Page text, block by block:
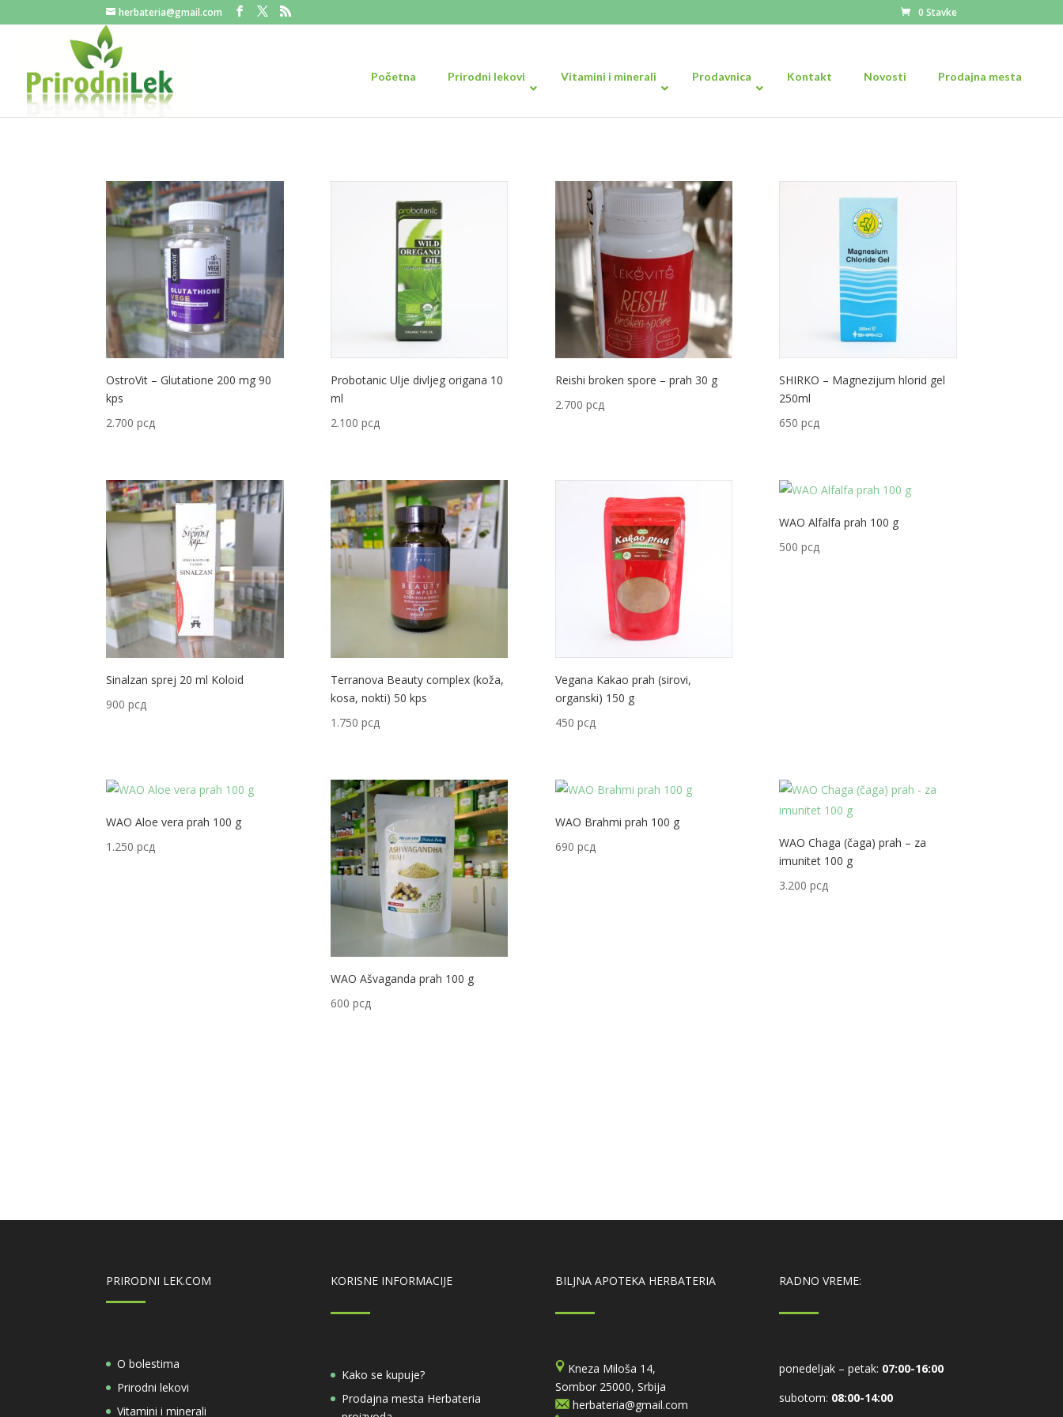
herbateria@gmail.com 0 Stavke
Početna Prirodni lekovi Vitamini i minerali Prodavnica Kontakt Novosti Prodajna mesta
OstroVit – Glutatione 200 mg 90
kps
2.700рсд
Probotanic Ulje divljeg origana 10
ml
2.100 рсд
Reishi broken spore – prah 30 g
2.700 рсд
SHIRKO – Magnezijum hlorid gel
250ml
650рсд
Sinalzan sprej 20 ml Koloid
900рсд
Terranova Beauty complex (koža,
kosa, nokti) 50 kps
1.750 рсд
Vegana Kakao prah (sirovi,
organski) 150 g
450 рсд
WAO Alfalfa prah 100 g
500рсд
WAO Aloe vera prah 100 g
1.250рсд
WAO Ašvaganda prah 100 g
600 рсд
WAO Brahmi prah 100 g
690 рсд
WAO Chaga (čaga) prah – za
imunitet 100 g
3.200рсд
PRIRODNI LEK.COM
O bolestima
Prirodni lekovi
Vitamini i minerali
KORISNE INFORMACIJE
Kako se kupuje?
Prodajna mesta Herbateria
BILJNA APOTEKA HERBATERIA
Kneza Miloša 14,
Sombor 25000, Srbija
herbateria@gmail.com
RADNO VREME:
ponedeljak – petak: 07:00-16:00
subotom: 08:00-14:00